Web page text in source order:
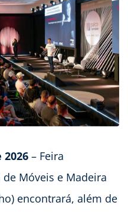
– Feira
Móveis e Madeira
encontrará, além de